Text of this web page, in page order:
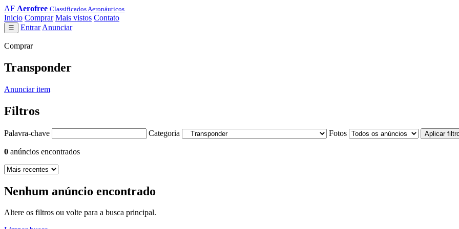
AF Aerofree Classificados Aeronáuticos
Inicio Comprar Mais vistos Contato
☰ Entrar Anunciar
Comprar
Transponder
Anunciar item
Filtros
Palavra-chave Categoria Fotos Aplicar
0 anúncios encontrados
Nenhum anúncio encontrado
Altere os filtros ou volte para a busca principal.